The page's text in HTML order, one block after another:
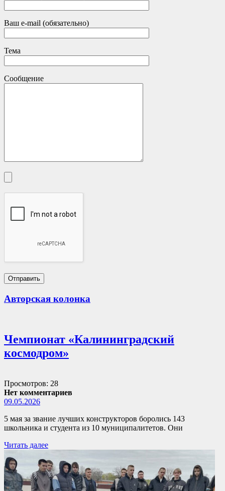
Ваш e-mail (обязательно)
Тема
Сообщение
Авторская колонка
Чемпионат «Калининградский
космодром»
Просмотров: 28
Нет комментариев
09.05.2026
5 мая за звание лучших конструкторов боролись 143
школьника и студента из 10 муниципалитетов. Они
Читать далее